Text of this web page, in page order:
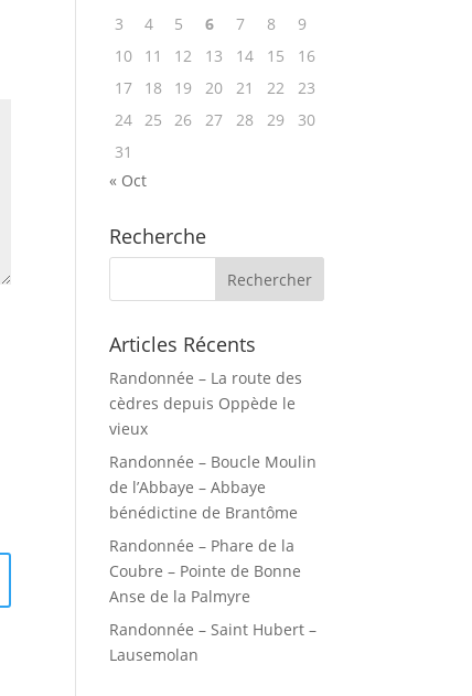
3
4 5 6 7 8
9
10
11 12 13 14 15
16
17
18 19 20 21 22
23
24 25 26 27 28 29
30
31
« Oct
Recherche
Articles Récents
Randonnée – La route des
cèdres depuis Oppède le
vieux
Randonnée – Boucle Moulin
de l’Abbaye – Abbaye
bénédictine de Brantôme
Randonnée – Phare de la
Coubre – Pointe de Bonne
Anse de la Palmyre
Randonnée – Saint Hubert –
Lausemolan